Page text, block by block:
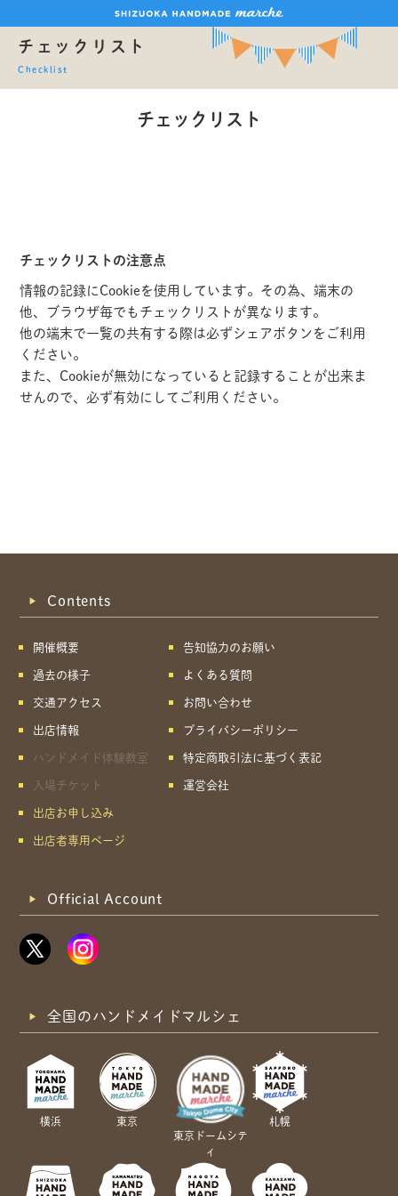
チェックリスト
Checklist
チェックリスト
チェックリストの注意点
情報の記録にCookieを使用しています。その為、端末の
他、ブラウザ毎でもチェックリストが異なります。
他の端末で一覧の共有する際は必ずシェアボタンをご利用
ください。
また、Cookieが無効になっていると記録することが出来ま
せんので、必ず有効にしてご利用ください。
共有方法を選択
Contents
開催概要
過去の様子
交通アクセス
出店情報
ハンドメイド体験教室
入場チケット
出店お申し込み
出店者専用ページ
告知協力のお願い
よくある質問
お問い合わせ
プライバシーポリシー
特定商取引法に基づく表記
運営会社
Official Account
全国のハンドメイドマルシェ
横浜
東京
東京ドームシテ
ィ
札幌